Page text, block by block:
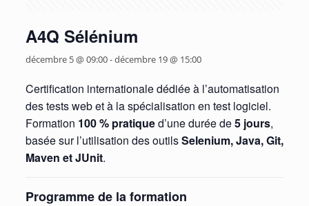
A4Q Sélénium
décembre 5 @ 09:00-décembre 19 @ 15:00
Certification internationale dédiée à l’automatisation
des tests web et à la spécialisation en test logiciel.
Formation 100 % pratiqued’une durée de5 jours,
basée sur l’utilisation des outilsSelenium, Java, Git,
Maven et JUnit.
Programme de la formation